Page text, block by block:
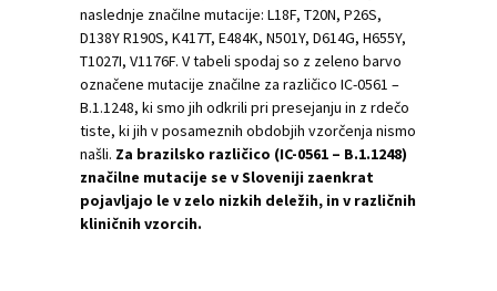
naslednje značilne mutacije: L18F, T20N, P26S,
D138Y R190S, K417T, E484K, N501Y, D614G, H655Y,
T1027I, V1176F. V tabeli spodaj so z zeleno barvo
označene mutacije značilne za različico IC-0561 –
B.1.1248, ki smo jih odkrili pri presejanju in z rdečo
tiste, ki jih v posameznih obdobjih vzorčenja nismo
našli. Za brazilsko različico (IC-0561 – B.1.1248)
značilne mutacije se v Sloveniji zaenkrat
pojavljajo le v zelo nizkih deležih, in v različnih
kliničnih vzorcih.